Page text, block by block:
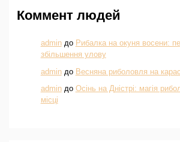
Коммент людей
adminдо Рибалка на окуня восени:
збільшення улову
adminдо Весняна риболовля на
adminдо Осінь на Дністрі: магія
місці